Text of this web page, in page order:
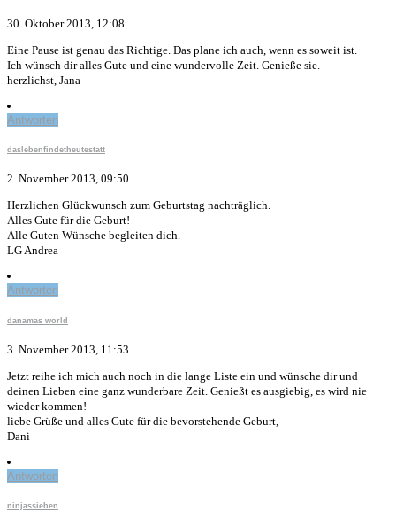
30. Oktober 2013, 12:08
Eine Pause ist genau das Richtige. Das plane ich auch, wenn es soweit ist.
Ich wünsch dir alles Gute und eine wundervolle Zeit. Genieße sie.
herzlichst, Jana
Antworten
daslebenfindetheutestatt
2. November 2013, 09:50
Herzlichen Glückwunsch zum Geburtstag nachträglich.
Alles Gute für die Geburt!
Alle Guten Wünsche begleiten dich.
LG Andrea
Antworten
danamas world
3. November 2013, 11:53
Jetzt reihe ich mich auch noch in die lange Liste ein und wünsche dir und
deinen Lieben eine ganz wunderbare Zeit. Genießt es ausgiebig, es wird nie
wieder kommen!
liebe Grüße und alles Gute für die bevorstehende Geburt,
Dani
Antworten
ninjassieben